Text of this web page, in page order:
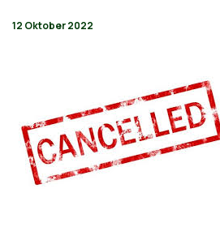
12 Oktober 2022